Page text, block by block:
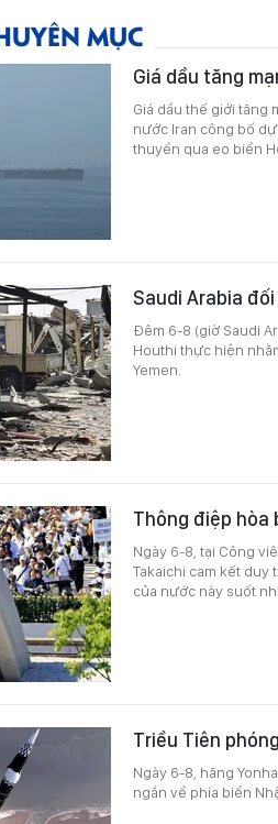
MỤC
Giá dầu tăng
Giá dầu thế giới tăng
nước Iran công bố
thuyền qua eo biển
Saudi Arabia
Đêm 6-8 (giờ Saudi
Houthi thực hiện
Yemen.
Thông điệp hòa
Ngày 6-8, tại Công
Takaichi cam kết
của nước này suốt
Triều Tiên
Ngày 6-8, hãng
ngắn về phía biển